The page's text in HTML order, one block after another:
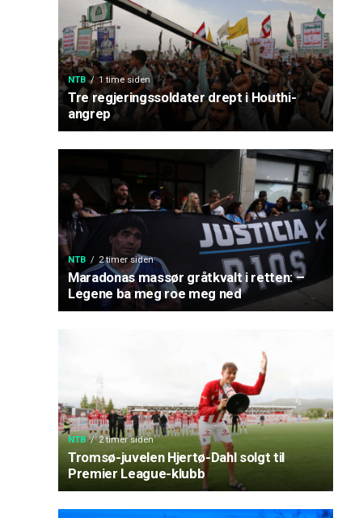
NTB 1 time siden
Tre regjeringssoldater drept i Houthi-
angrep
NTB 2 timer siden
Maradonas massør gråtkvalt i retten: –
Legene ba meg roe meg ned
NTB 2 timer siden
Tromsø-juvelen Hjertø-Dahl solgt til
Premier League-klubb